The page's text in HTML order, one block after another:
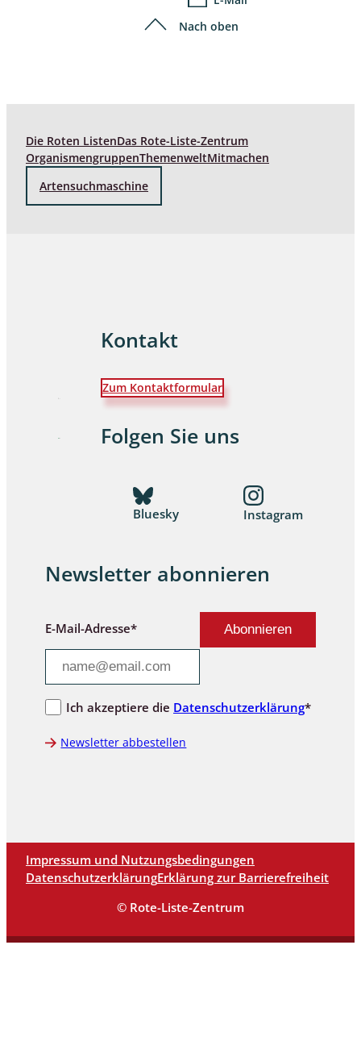
Nach oben
Die Roten ListenDas Rote-Liste-Zentrum
OrganismengruppenThemenweltMitmachen
Artensuchmaschine
Kontakt
Zum Kontaktformular
Folgen Sie uns
Bluesky Instagram
Newsletter abonnieren
E-Mail-Adresse*
Ich akzeptiere die Datenschutzerklärung*
Newsletter abbestellen
Impressum und Nutzungsbedingungen
DatenschutzerklärungErklärung zur Barrierefreiheit
© Rote-Liste-Zentrum